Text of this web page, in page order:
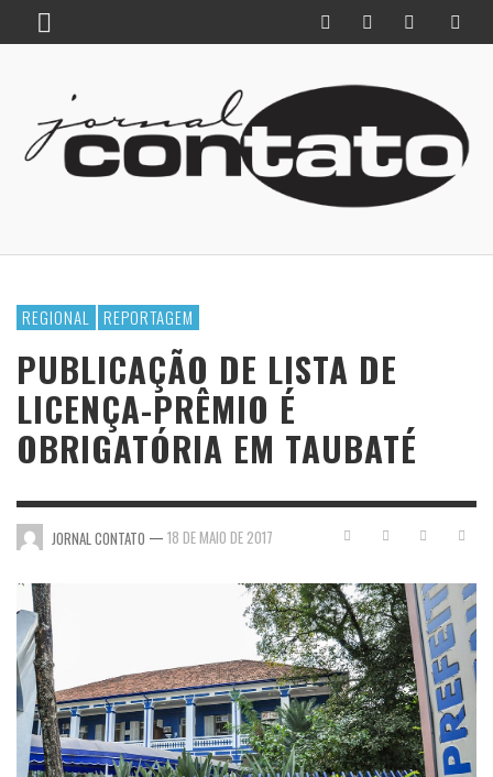
REGIONAL REPORTAGEM
PUBLICAÇÃO DE LISTA DE
LICENÇA-PRÊMIO É
OBRIGATÓRIA EM TAUBATÉ
JORNAL CONTATO — 18 DE MAIO DE 2017